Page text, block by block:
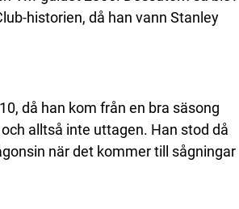
historien, då han vann Stanley
då han kom från en bra säsong
alltså inte uttagen. Han stod då
när det kommer till sågningar